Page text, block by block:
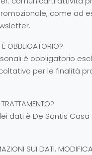
come ad
OBBLIGATORIO?
è obbligatorio
per le finalità
dati è De Santis Casa
SUI DATI,